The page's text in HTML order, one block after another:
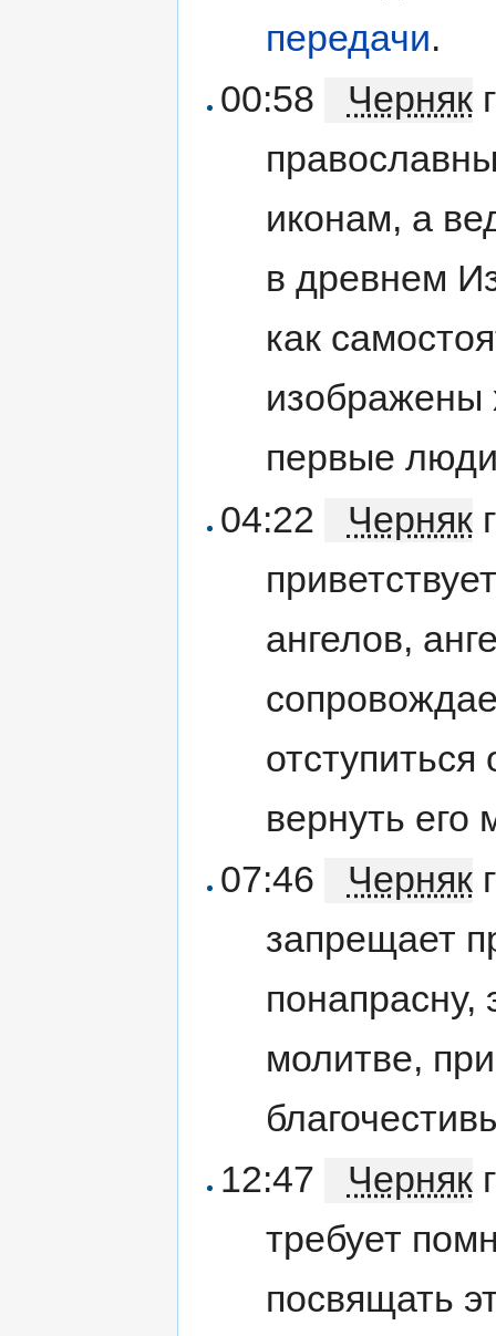
передачи.
00:58
Черняк
иконам, а
в древнем
как
изображены
первые
04:22
Черняк
ангелов,
отступиться
вернуть
07:46
Черняк
запрещает
понапрасну,
молитве,
12:47
Черняк
требует
посвящать